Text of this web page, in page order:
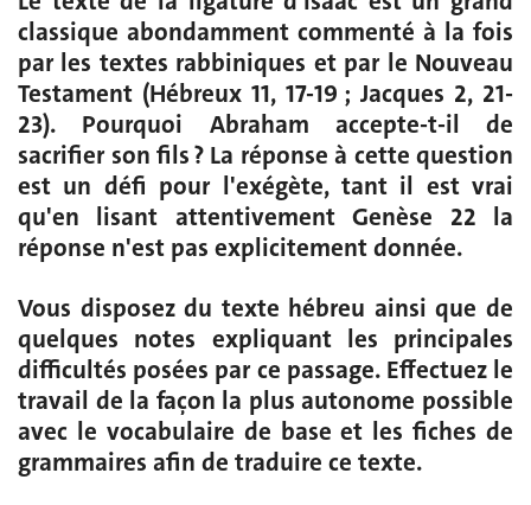
classique abondamment commenté à la fois
par les textes rabbiniques et par le Nouveau
Testament (Hébreux 11, 17-19 ; Jacques 2, 21-
23). Pourquoi Abraham accepte-t-il de
sacrifier son fils ? La réponse à cette question
est un défi pour l'exégète, tant il est vrai
qu'en lisant attentivement Genèse 22 la
réponse n'est pas explicitement donnée.
Vous disposez du texte hébreu ainsi que de
quelques notes expliquant les principales
difficultés posées par ce passage. Effectuez le
travail de la façon la plus autonome possible
avec le vocabulaire de base et les fiches de
grammaires afin de traduire ce texte.